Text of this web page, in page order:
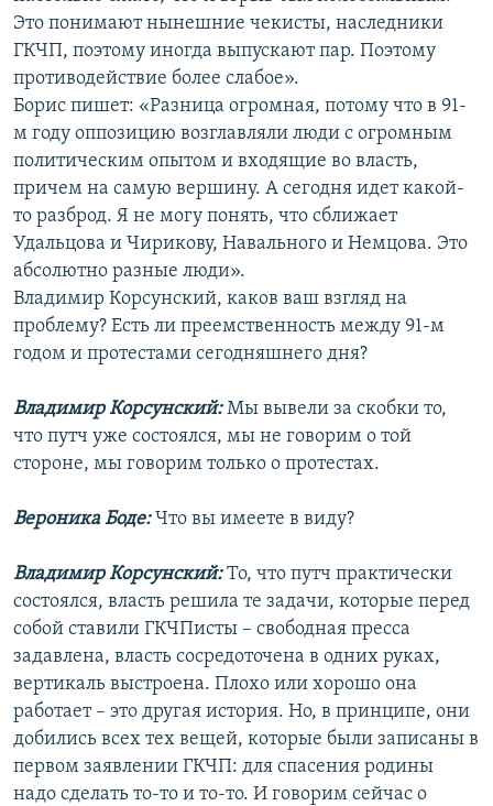
Это понимают нынешние чекисты, наследники
ГКЧП, поэтому иногда выпускают пар. Поэтому
противодействие более слабое».
Борис пишет: «Разница огромная, потому что в 91-
м году оппозицию возглавляли люди с огромным
политическим опытом и входящие во власть,
причем на самую вершину. А сегодня идет какой-
то разброд. Я не могу понять, что сближает
Удальцова и Чирикову, Навального и Немцова. Это
абсолютно разные люди».
Владимир Корсунский, каков ваш взгляд на
проблему? Есть ли преемственность между 91-м
годом и протестами сегодняшнего дня?
Владимир Корсунский:Мы вывели за скобки то,
что путч уже состоялся, мы не говорим о той
стороне, мы говорим только о протестах.
Вероника Боде:Что вы имеете в виду?
Владимир Корсунский:То, что путч практически
состоялся, власть решила те задачи, которые перед
собой ставили ГКЧПисты – свободная пресса
задавлена, власть сосредоточена в одних руках,
вертикаль выстроена. Плохо или хорошо она
работает – это другая история. Но, в принципе, они
добились всех тех вещей, которые были записаны в
первом заявлении ГКЧП: для спасения родины
надо сделать то-то и то-то. И говорим сейчас о